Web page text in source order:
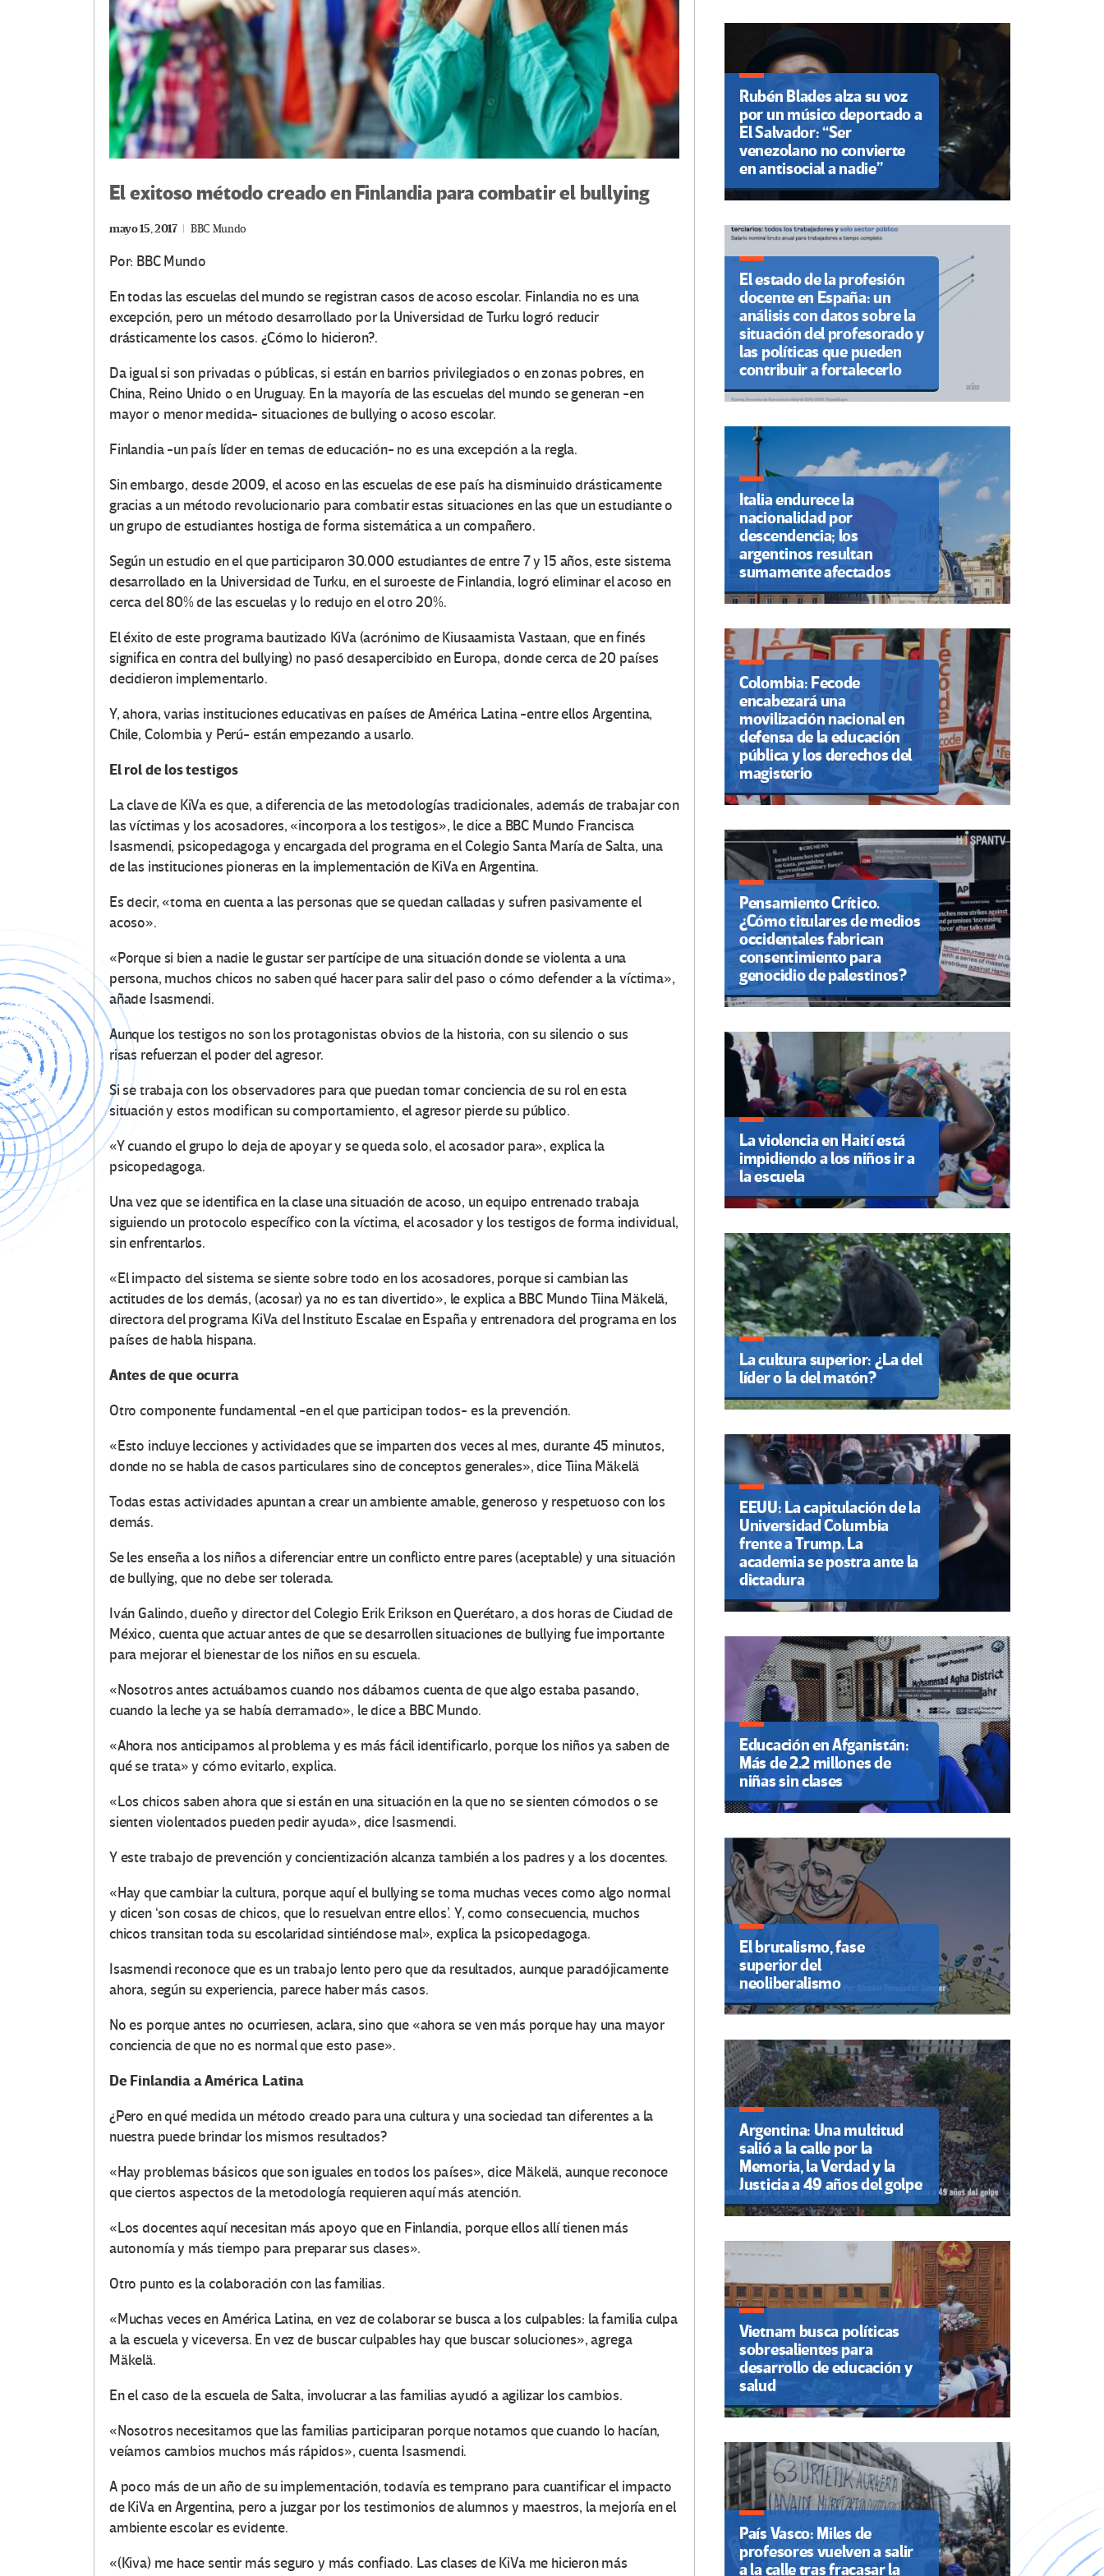
El exitoso método creado en Finlandia para combatir el bullying
mayo 15, 2017 BBC Mundo
Por: BBC Mundo
En todas las escuelas del mundo se registran casos de acoso escolar. Finlandia no es una
excepción, pero un método desarrollado por la Universidad de Turku logró reducir
drásticamente los casos. ¿Cómo lo hicieron?.
Da igual si son privadas o públicas, si están en barrios privilegiados o en zonas pobres, en
China, Reino Unido o en Uruguay. En la mayoría de las escuelas del mundo se generan -en
mayor o menor medida- situaciones de bullying o acoso escolar.
Finlandia -un país líder en temas de educación- no es una excepción a la regla.
Sin embargo, desde 2009, el acoso en las escuelas de ese país ha disminuido drásticamente
gracias a un método revolucionario para combatir estas situaciones en las que un estudiante o
un grupo de estudiantes hostiga de forma sistemática a un compañero.
Según un estudio en el que participaron 30.000 estudiantes de entre 7 y 15 años, este sistema
desarrollado en la Universidad de Turku, en el suroeste de Finlandia, logró eliminar el acoso en
cerca del 80% de las escuelas y lo redujo en el otro 20%.
El éxito de este programa bautizado KiVa (acrónimo de Kiusaamista Vastaan, que en finés
significa en contra del bullying) no pasó desapercibido en Europa, donde cerca de 20 países
decidieron implementarlo.
Y, ahora, varias instituciones educativas en países de América Latina -entre ellos Argentina,
Chile, Colombia y Perú- están empezando a usarlo.
El rol de los testigos
La clave de KiVa es que, a diferencia de las metodologías tradicionales, además de trabajar con
las víctimas y los acosadores, «incorpora a los testigos», le dice a BBC Mundo Francisca
Isasmendi, psicopedagoga y encargada del programa en el Colegio Santa María de Salta, una
de las instituciones pioneras en la implementación de KiVa en Argentina.
Es decir, «toma en cuenta a las personas que se quedan calladas y sufren pasivamente el
acoso».
«Porque si bien a nadie le gustar ser partícipe de una situación donde se violenta a una
persona, muchos chicos no saben qué hacer para salir del paso o cómo defender a la víctima»,
añade Isasmendi.
Aunque los testigos no son los protagonistas obvios de la historia, con su silencio o sus
risas refuerzan el poder del agresor.
Si se trabaja con los observadores para que puedan tomar conciencia de su rol en esta
situación y estos modifican su comportamiento, el agresor pierde su público.
«Y cuando el grupo lo deja de apoyar y se queda solo, el acosador para», explica la
psicopedagoga.
Una vez que se identifica en la clase una situación de acoso, un equipo entrenado trabaja
siguiendo un protocolo específico con la víctima, el acosador y los testigos de forma individual,
sin enfrentarlos.
«El impacto del sistema se siente sobre todo en los acosadores, porque si cambian las
actitudes de los demás, (acosar) ya no es tan divertido», le explica a BBC Mundo Tiina Mäkelä,
directora del programa KiVa del Instituto Escalae en España y entrenadora del programa en los
países de habla hispana.
Antes de que ocurra
Otro componente fundamental -en el que participan todos- es la prevención.
«Esto incluye lecciones y actividades que se imparten dos veces al mes, durante 45 minutos,
donde no se habla de casos particulares sino de conceptos generales», dice Tiina Mäkelä
Todas estas actividades apuntan a crear un ambiente amable, generoso y respetuoso con los
demás.
Se les enseña a los niños a diferenciar entre un conflicto entre pares (aceptable) y una situación
de bullying, que no debe ser tolerada.
Iván Galindo, dueño y director del Colegio Erik Erikson en Querétaro, a dos horas de Ciudad de
México, cuenta que actuar antes de que se desarrollen situaciones de bullying fue importante
para mejorar el bienestar de los niños en su escuela.
«Nosotros antes actuábamos cuando nos dábamos cuenta de que algo estaba pasando,
cuando la leche ya se había derramado», le dice a BBC Mundo.
«Ahora nos anticipamos al problema y es más fácil identificarlo, porque los niños ya saben de
qué se trata» y cómo evitarlo, explica.
«Los chicos saben ahora que si están en una situación en la que no se sienten cómodos o se
sienten violentados pueden pedir ayuda», dice Isasmendi.
Y este trabajo de prevención y concientización alcanza también a los padres y a los docentes.
«Hay que cambiar la cultura, porque aquí el bullying se toma muchas veces como algo normal
y dicen ‘son cosas de chicos, que lo resuelvan entre ellos’. Y, como consecuencia, muchos
chicos transitan toda su escolaridad sintiéndose mal», explica la psicopedagoga.
Isasmendi reconoce que es un trabajo lento pero que da resultados, aunque paradójicamente
ahora, según su experiencia, parece haber más casos.
No es porque antes no ocurriesen, aclara, sino que «ahora se ven más porque hay una mayor
conciencia de que no es normal que esto pase».
De Finlandia a América Latina
¿Pero en qué medida un método creado para una cultura y una sociedad tan diferentes a la
nuestra puede brindar los mismos resultados?
«Hay problemas básicos que son iguales en todos los países», dice Mäkelä, aunque reconoce
que ciertos aspectos de la metodología requieren aquí más atención.
«Los docentes aquí necesitan más apoyo que en Finlandia, porque ellos allí tienen más
autonomía y más tiempo para preparar sus clases».
Otro punto es la colaboración con las familias.
«Muchas veces en América Latina, en vez de colaborar se busca a los culpables: la familia culpa
a la escuela y viceversa. En vez de buscar culpables hay que buscar soluciones», agrega
Mäkelä.
En el caso de la escuela de Salta, involucrar a las familias ayudó a agilizar los cambios.
«Nosotros necesitamos que las familias participaran porque notamos que cuando lo hacían,
veíamos cambios muchos más rápidos», cuenta Isasmendi.
A poco más de un año de su implementación, todavía es temprano para cuantificar el impacto
de KiVa en Argentina, pero a juzgar por los testimonios de alumnos y maestros, la mejoría en el
ambiente escolar es evidente.
«(Kiva) me hace sentir más seguro y más confiado. Las clases de KiVa me hicieron más
Rubén Blades alza su voz
por un músico deportado a
El Salvador: “Ser
venezolano no convierte
en antisocial a nadie”
El estado de la profesión
docente en España: un
análisis con datos sobre la
situación del profesorado y
las políticas que pueden
contribuir a fortalecerlo
Italia endurece la
nacionalidad por
descendencia; los
argentinos resultan
sumamente afectados
Colombia: Fecode
encabezará una
movilización nacional en
defensa de la educación
pública y los derechos del
magisterio
Pensamiento Crítico.
¿Cómo titulares de medios
occidentales fabrican
consentimiento para
genocidio de palestinos?
La violencia en Haití está
impidiendo a los niños ir a
la escuela
La cultura superior: ¿La del
líder o la del matón?
EEUU: La capitulación de la
Universidad Columbia
frente a Trump. La
academia se postra ante la
dictadura
Educación en Afganistán:
Más de 2.2 millones de
niñas sin clases
El brutalismo, fase
superior del
neoliberalismo
Argentina: Una multitud
salió a la calle por la
Memoria, la Verdad y la
Justicia a 49 años del golpe
Vietnam busca políticas
sobresalientes para
desarrollo de educación y
salud
País Vasco: Miles de
profesores vuelven a salir
a la calle tras fracasar la